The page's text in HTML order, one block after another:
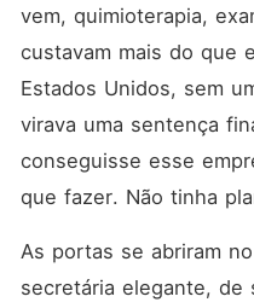
vem, quimioterapia,
custavam mais do que
Estados Unidos, sem
virava uma sentença
conseguisse esse
que fazer. Não tinha
As portas se abriram
secretária elegante, de